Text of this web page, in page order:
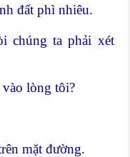
đất phì nhiêu.
chúng ta phải xét
lòng tôi?
mặt đường.